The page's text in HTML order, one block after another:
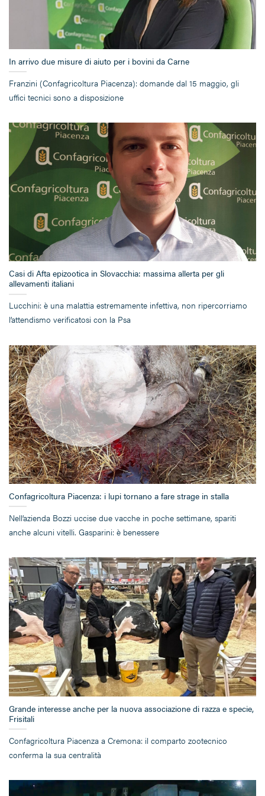
In arrivo due misure di aiuto per i bovini da Carne
Franzini (Confagricoltura Piacenza): domande dal 15 maggio, gli
uffici tecnici sono a disposizione
Casi di Afta epizootica in Slovacchia: massima allerta per gli
allevamenti italiani
Lucchini: è una malattia estremamente infettiva, non ripercorriamo
l’attendismo verificatosi con la Psa
Confagricoltura Piacenza: i lupi tornano a fare strage in stalla
Nell’azienda Bozzi uccise due vacche in poche settimane, spariti
anche alcuni vitelli. Gasparini: è benessere
Grande interesse anche per la nuova associazione di razza e specie,
Frisitali
Confagricoltura Piacenza a Cremona: il comparto zootecnico
conferma la sua centralità